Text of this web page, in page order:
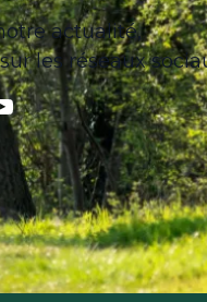
actualité,
les réseaux